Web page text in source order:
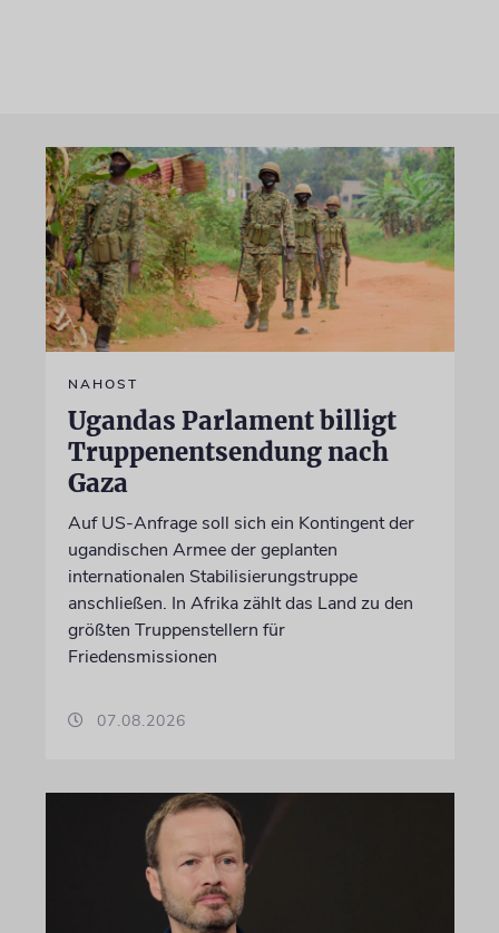
NAHOST
Ugandas Parlament billigt
Truppenentsendung nach
Gaza
Auf US-Anfrage soll sich ein Kontingent der
ugandischen Armee der geplanten
internationalen Stabilisierungstruppe
anschließen. In Afrika zählt das Land zu den
größten Truppenstellern für
Friedensmissionen
07.08.2026